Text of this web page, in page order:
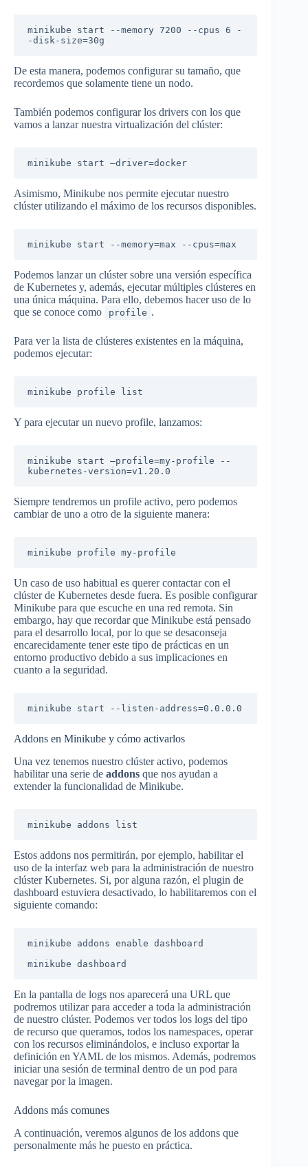
minikube start --memory 7200 --cpus 6 -
-disk-size=30g
De esta manera, podemos configurar su tamaño, que
recordemos que solamente tiene un nodo.
También podemos configurar los drivers con los que
vamos a lanzar nuestra virtualización del clúster:
minikube start –driver=docker
Asimismo, Minikube nos permite ejecutar nuestro
clúster utilizando el máximo de los recursos disponibles.
minikube start --memory=max --cpus=max
Podemos lanzar un clúster sobre una versión específica
de Kubernetes y, además, ejecutar múltiples clústeres en
una única máquina. Para ello, debemos hacer uso de lo
que se conoce como
profile .
Para ver la lista de clústeres existentes en la máquina,
podemos ejecutar:
minikube profile list
Y para ejecutar un nuevo profile, lanzamos:
minikube start –profile=my-profile --
kubernetes-version=v1.20.0
Siempre tendremos un profile activo, pero podemos
cambiar de uno a otro de la siguiente manera:
minikube profile my-profile
Un caso de uso habitual es querer contactar con el
clúster de Kubernetes desde fuera. Es posible configurar
Minikube para que escuche en una red remota. Sin
embargo, hay que recordar que Minikube está pensado
para el desarrollo local, por lo que se desaconseja
encarecidamente tener este tipo de prácticas en un
entorno productivo debido a sus implicaciones en
cuanto a la seguridad.
minikube start --listen-address=0.0.0.0
Addons en Minikube y cómo activarlos
Una vez tenemos nuestro clúster activo, podemos
habilitar una serie de addons que nos ayudan a
extender la funcionalidad de Minikube.
minikube addons list
Estos addons nos permitirán, por ejemplo, habilitar el
uso de la interfaz web para la administración de nuestro
clúster Kubernetes. Si, por alguna razón, el plugin de
dashboard estuviera desactivado, lo habilitaremos con el
siguiente comando:
minikube addons enable dashboard
minikube dashboard
En la pantalla de logs nos aparecerá una URL que
podremos utilizar para acceder a toda la administración
de nuestro clúster. Podemos ver todos los logs del tipo
de recurso que queramos, todos los namespaces, operar
con los recursos eliminándolos, e incluso exportar la
definición en YAML de los mismos. Además, podremos
iniciar una sesión de terminal dentro de un pod para
navegar por la imagen.
Addons más comunes
A continuación, veremos algunos de los addons que
personalmente más he puesto en práctica.